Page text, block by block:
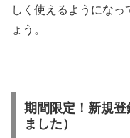
しく使えるようにな
ょう。
期間限定！新規
ました）